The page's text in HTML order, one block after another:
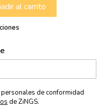
al carrito
de conformidad
de ZiNGS.